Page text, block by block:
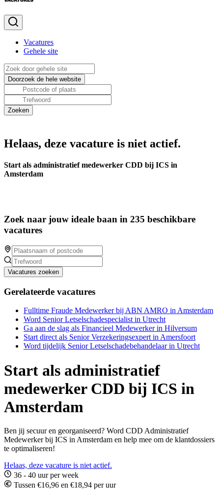
Vacatures
Gehele site
Helaas, deze vacature is niet actief.
Start als administratief medewerker CDD bij ICS in
Amsterdam
Zoek naar jouw ideale baan in 235 beschikbare
vacatures
Vacatures zoeken
Gerelateerde vacatures
Fulltime Fraude Medewerker bij ABN AMRO in Amsterdam
Word Senior Letselschadespecialist in Utrecht
Ga aan de slag als Financieel Medewerker in Hilversum
Start direct als Senior Verzekeringsexpert in Amersfoort
Word tijdelijk Senior Letselschadebehandelaar in Utrecht
Start als administratief
medewerker CDD bij ICS in
Amsterdam
Ben jij secuur en georganiseerd? Word CDD Administratief
Medewerker bij ICS in Amsterdam en help mee om de klantdossiers
te optimaliseren!
Helaas, deze vacature is niet actief.
36 - 40 uur per week
Tussen €16,96 en €18,94 per uur